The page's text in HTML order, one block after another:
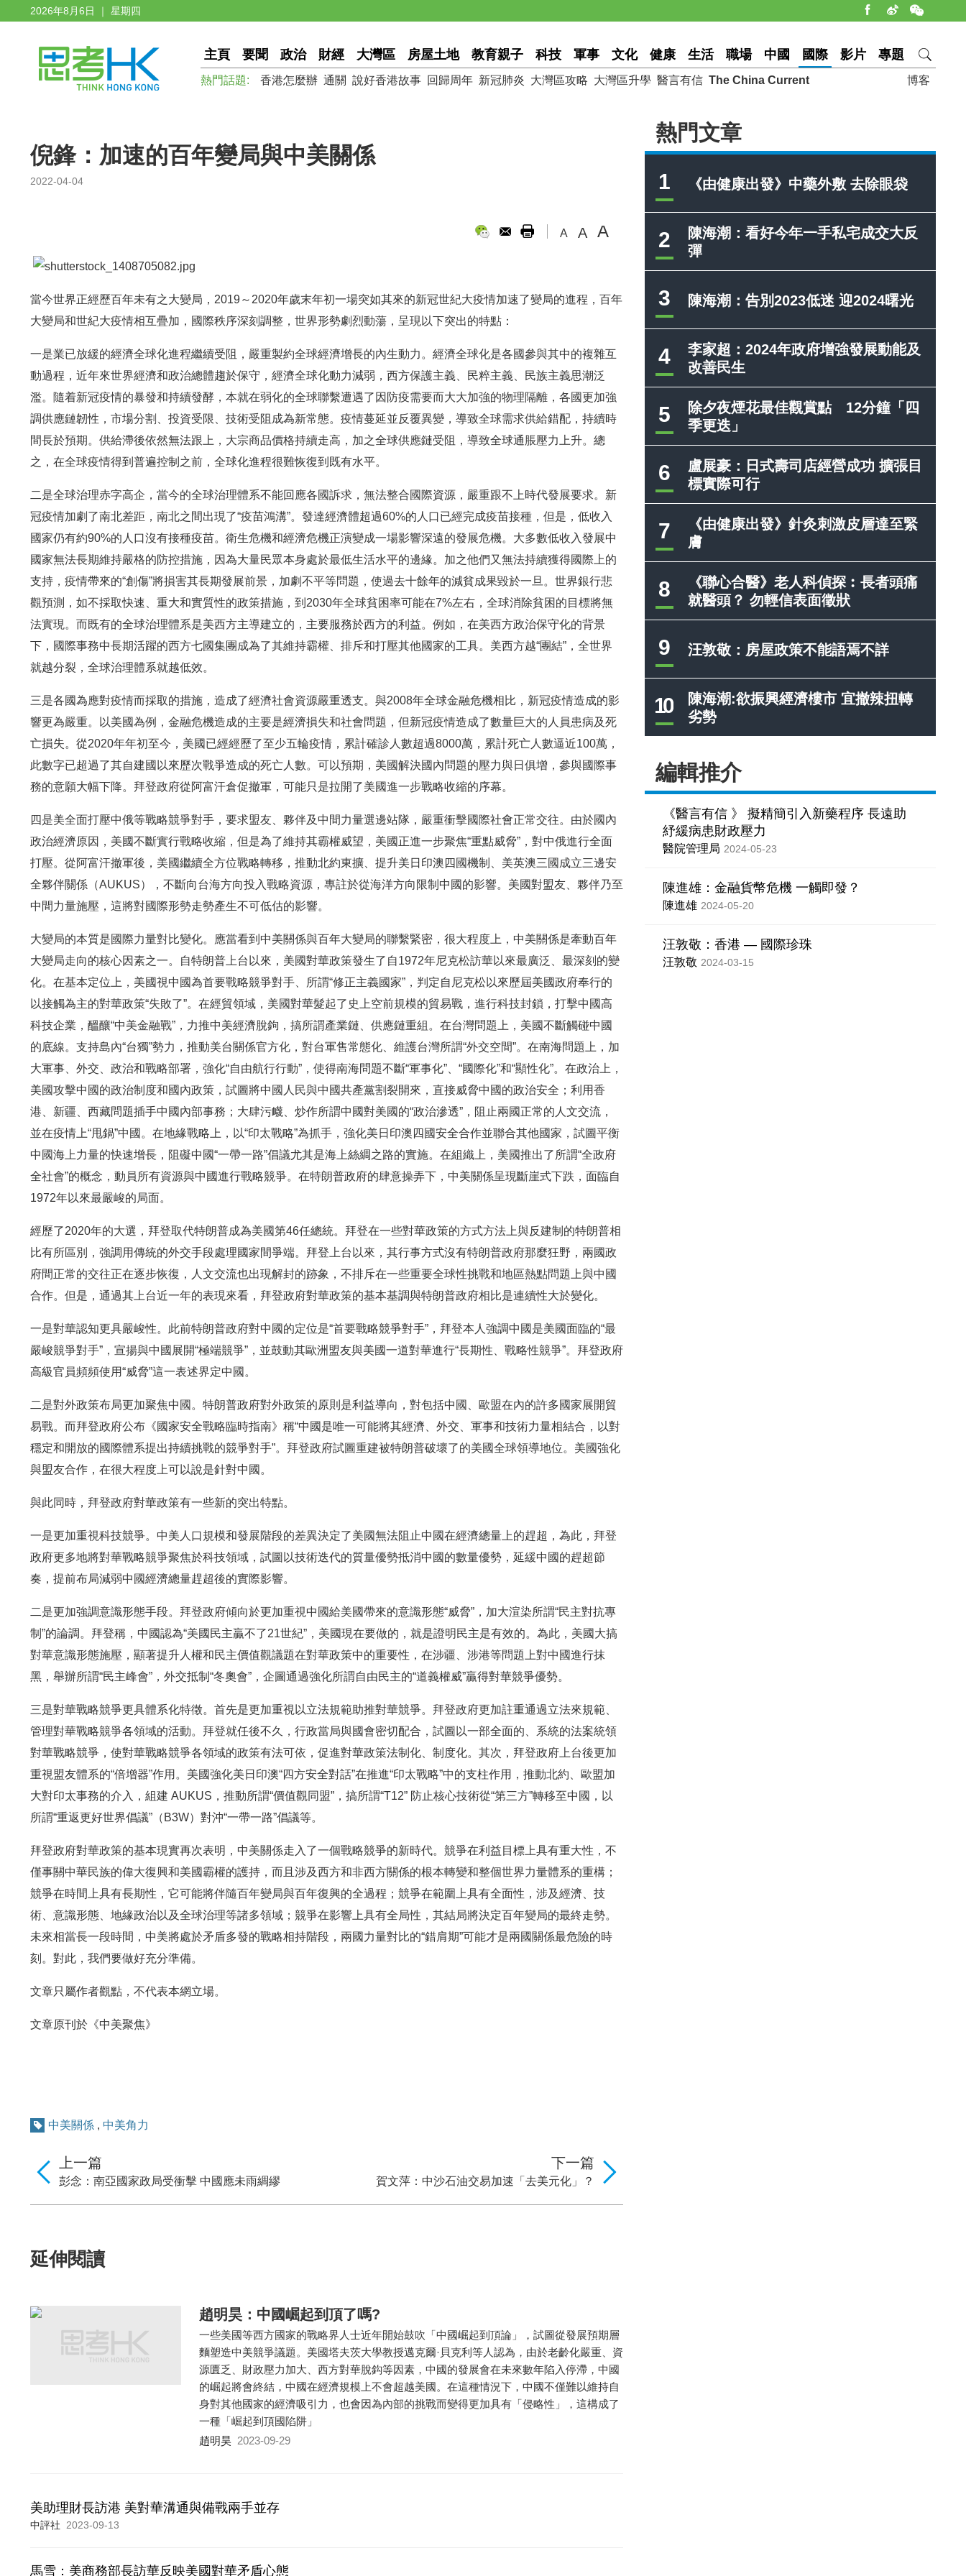
2026年8月6日 ｜ 星期四
主頁 要聞 政治 財經 大灣區 房屋土地 教育親子 科技 軍事 文化 健康 生活 職場 中國 國際 影片 專題
博客
熱門話題: 香港怎麼辦 通關 說好香港故事 回歸周年 新冠肺炎 大灣區攻略 大灣區升學 醫言有信 The China Current
熱門文章
1 《由健康出發》中藥外敷 去除眼袋
2
陳海潮：看好今年一手私宅成交大反
彈
3 陳海潮：告別2023低迷 迎2024曙光
4
李家超：2024年政府增強發展動能及
改善民生
5
除夕夜煙花最佳觀賞點 12分鐘「四
季更迭」
6
盧展豪：日式壽司店經營成功 擴張目
標實際可行
7
《由健康出發》針灸刺激皮層達至緊
膚
8
《聯心合醫》老人科偵探︰長者頭痛
就醫頭？ 勿輕信表面徵狀
9 汪敦敬：房屋政策不能語焉不詳
10
陳海潮:欲振興經濟樓市 宜撤辣扭轉
劣勢
編輯推介
《醫言有信 》 擬精簡引入新藥程序 長遠助
紓緩病患財政壓力
醫院管理局 2024-05-23
陳進雄：金融貨幣危機 一觸即發？
陳進雄 2024-05-20
汪敦敬：香港 — 國際珍珠
汪敦敬 2024-03-15
倪鋒：加速的百年變局與中美關係
2022-04-04
A A A
當今世界正經歷百年未有之大變局，2019～2020年歲末年初一場突如其來的新冠世紀大疫情加速了變局的進程，百年
大變局和世紀大疫情相互疊加，國際秩序深刻調整，世界形勢劇烈動蕩，呈現以下突出的特點：
一是業已放緩的經濟全球化進程繼續受阻，嚴重製約全球經濟增長的內生動力。經濟全球化是各國參與其中的複雜互
動過程，近年來世界經濟和政治總體趨於保守，經濟全球化動力減弱，西方保護主義、民粹主義、民族主義思潮泛
濫。隨着新冠疫情的暴發和持續發酵，本就在弱化的全球聯繫遭遇了因防疫需要而大大加強的物理隔離，各國更加強
調供應鏈韌性，市場分割、投資受限、技術受阻成為新常態。疫情蔓延並反覆異變，導致全球需求供給錯配，持續時
間長於預期。供給滯後依然無法跟上，大宗商品價格持續走高，加之全球供應鏈受阻，導致全球通脹壓力上升。總
之，在全球疫情得到普遍控制之前，全球化進程很難恢復到既有水平。
二是全球治理赤字高企，當今的全球治理體系不能回應各國訴求，無法整合國際資源，嚴重跟不上時代發展要求。新
冠疫情加劇了南北差距，南北之間出現了“疫苗鴻溝”。發達經濟體超過60%的人口已經完成疫苗接種，但是，低收入
國家仍有約90%的人口沒有接種疫苗。衛生危機和經濟危機正演變成一場影響深遠的發展危機。大多數低收入發展中
國家無法長期維持嚴格的防控措施，因為大量民眾本身處於最低生活水平的邊緣。加之他們又無法持續獲得國際上的
支持，疫情帶來的“創傷”將損害其長期發展前景，加劇不平等問題，使過去十餘年的減貧成果毀於一旦。世界銀行悲
觀預測，如不採取快速、重大和實質性的政策措施，到2030年全球貧困率可能在7%左右，全球消除貧困的目標將無
法實現。而既有的全球治理體系是美西方主導建立的，主要服務於西方的利益。例如，在美西方政治保守化的背景
下，國際事務中長期活躍的西方七國集團成為了其維持霸權、排斥和打壓其他國家的工具。美西方越“團結”，全世界
就越分裂，全球治理體系就越低效。
三是各國為應對疫情而採取的措施，造成了經濟社會資源嚴重透支。與2008年全球金融危機相比，新冠疫情造成的影
響更為嚴重。以美國為例，金融危機造成的主要是經濟損失和社會問題，但新冠疫情造成了數量巨大的人員患病及死
亡損失。從2020年年初至今，美國已經經歷了至少五輪疫情，累計確診人數超過8000萬，累計死亡人數逼近100萬，
此數字已超過了其自建國以來歷次戰爭造成的死亡人數。可以預期，美國解決國內問題的壓力與日俱增，參與國際事
務的意願大幅下降。拜登政府從阿富汗倉促撤軍，可能只是拉開了美國進一步戰略收縮的序幕。
四是美全面打壓中俄等戰略競爭對手，要求盟友、夥伴及中間力量選邊站隊，嚴重衝擊國際社會正常交往。由於國內
政治經濟原因，美國不斷實行戰略收縮，但是為了維持其霸權威望，美國正進一步聚焦“重點威脅”，對中俄進行全面
打壓。從阿富汗撤軍後，美國繼續全方位戰略轉移，推動北約東擴、提升美日印澳四國機制、美英澳三國成立三邊安
全夥伴關係（AUKUS），不斷向台海方向投入戰略資源，專註於從海洋方向限制中國的影響。美國對盟友、夥伴乃至
中間力量施壓，這將對國際形勢走勢產生不可低估的影響。
大變局的本質是國際力量對比變化。應當看到中美關係與百年大變局的聯繫緊密，很大程度上，中美關係是牽動百年
大變局走向的核心因素之一。自特朗普上台以來，美國對華政策發生了自1972年尼克松訪華以來最廣泛、最深刻的變
化。在基本定位上，美國視中國為首要戰略競爭對手、所謂“修正主義國家”，判定自尼克松以來歷屆美國政府奉行的
以接觸為主的對華政策“失敗了”。在經貿領域，美國對華髮起了史上空前規模的貿易戰，進行科技封鎖，打擊中國高
科技企業，醞釀“中美金融戰”，力推中美經濟脫鉤，搞所謂產業鏈、供應鏈重組。在台灣問題上，美國不斷觸碰中國
的底線。支持島內“台獨”勢力，推動美台關係官方化，對台軍售常態化、維護台灣所謂“外交空間”。在南海問題上，加
大軍事、外交、政治和戰略部署，強化“自由航行行動”，使得南海問題不斷“軍事化”、“國際化”和“顯性化”。在政治上，
美國攻擊中國的政治制度和國內政策，試圖將中國人民與中國共產黨割裂開來，直接威脅中國的政治安全；利用香
港、新疆、西藏問題插手中國內部事務；大肆污衊、炒作所謂中國對美國的“政治滲透”，阻止兩國正常的人文交流，
並在疫情上“甩鍋”中國。在地緣戰略上，以“印太戰略”為抓手，強化美日印澳四國安全合作並聯合其他國家，試圖平衡
中國海上力量的快速增長，阻礙中國“一帶一路”倡議尤其是海上絲綢之路的實施。在組織上，美國推出了所謂“全政府
全社會”的概念，動員所有資源與中國進行戰略競爭。在特朗普政府的肆意操弄下，中美關係呈現斷崖式下跌，面臨自
1972年以來最嚴峻的局面。
經歷了2020年的大選，拜登取代特朗普成為美國第46任總統。拜登在一些對華政策的方式方法上與反建制的特朗普相
比有所區別，強調用傳統的外交手段處理國家間爭端。拜登上台以來，其行事方式沒有特朗普政府那麼狂野，兩國政
府間正常的交往正在逐步恢復，人文交流也出現解封的跡象，不排斥在一些重要全球性挑戰和地區熱點問題上與中國
合作。但是，通過其上台近一年的表現來看，拜登政府對華政策的基本基調與特朗普政府相比是連續性大於變化。
一是對華認知更具嚴峻性。此前特朗普政府對中國的定位是“首要戰略競爭對手”，拜登本人強調中國是美國面臨的“最
嚴峻競爭對手”，宣揚與中國展開“極端競爭”，並鼓動其歐洲盟友與美國一道對華進行“長期性、戰略性競爭”。拜登政府
高級官員頻頻使用“威脅”這一表述界定中國。
二是對外政策布局更加聚焦中國。特朗普政府對外政策的原則是利益導向，對包括中國、歐盟在內的許多國家展開貿
易戰。而拜登政府公布《國家安全戰略臨時指南》稱“中國是唯一可能將其經濟、外交、軍事和技術力量相結合，以對
穩定和開放的國際體系提出持續挑戰的競爭對手”。拜登政府試圖重建被特朗普破壞了的美國全球領導地位。美國強化
與盟友合作，在很大程度上可以說是針對中國。
與此同時，拜登政府對華政策有一些新的突出特點。
一是更加重視科技競爭。中美人口規模和發展階段的差異決定了美國無法阻止中國在經濟總量上的趕超，為此，拜登
政府更多地將對華戰略競爭聚焦於科技領域，試圖以技術迭代的質量優勢抵消中國的數量優勢，延緩中國的趕超節
奏，提前布局減弱中國經濟總量趕超後的實際影響。
二是更加強調意識形態手段。拜登政府傾向於更加重視中國給美國帶來的意識形態“威脅”，加大渲染所謂“民主對抗專
制”的論調。拜登稱，中國認為“美國民主贏不了21世紀”，美國現在要做的，就是證明民主是有效的。為此，美國大搞
對華意識形態施壓，顯著提升人權和民主價值觀議題在對華政策中的重要性，在涉疆、涉港等問題上對中國進行抹
黑，舉辦所謂“民主峰會”，外交抵制“冬奧會”，企圖通過強化所謂自由民主的“道義權威”贏得對華競爭優勢。
三是對華戰略競爭更具體系化特徵。首先是更加重視以立法規範助推對華競爭。拜登政府更加註重通過立法來規範、
管理對華戰略競爭各領域的活動。拜登就任後不久，行政當局與國會密切配合，試圖以一部全面的、系統的法案統領
對華戰略競爭，使對華戰略競爭各領域的政策有法可依，促進對華政策法制化、制度化。其次，拜登政府上台後更加
重視盟友體系的“倍增器”作用。美國強化美日印澳“四方安全對話”在推進“印太戰略”中的支柱作用，推動北約、歐盟加
大對印太事務的介入，組建 AUKUS，推動所謂“價值觀同盟”，搞所謂“T12” 防止核心技術從“第三方”轉移至中國，以
所謂“重返更好世界倡議”（B3W）對沖“一帶一路”倡議等。
拜登政府對華政策的基本現實再次表明，中美關係走入了一個戰略競爭的新時代。競爭在利益目標上具有重大性，不
僅事關中華民族的偉大復興和美國霸權的護持，而且涉及西方和非西方關係的根本轉變和整個世界力量體系的重構；
競爭在時間上具有長期性，它可能將伴隨百年變局與百年復興的全過程；競爭在範圍上具有全面性，涉及經濟、技
術、意識形態、地緣政治以及全球治理等諸多領域；競爭在影響上具有全局性，其結局將決定百年變局的最終走勢。
未來相當長一段時間，中美將處於矛盾多發的戰略相持階段，兩國力量對比的“錯肩期”可能才是兩國關係最危險的時
刻。對此，我們要做好充分準備。
文章只屬作者觀點，不代表本網立場。
文章原刊於《中美聚焦》
中美關係 , 中美角力
下一篇
賀文萍：中沙石油交易加速「去美元化」？
上一篇
彭念：南亞國家政局受衝擊 中國應未雨綢繆
延伸閱讀
趙明昊：中國崛起到頂了嗎?
一些美國等西方國家的戰略界人士近年開始鼓吹「中國崛起到頂論」，試圖從發展預期層
麵塑造中美競爭議題。美國塔夫茨大學教授邁克爾·貝克利等人認為，由於老齡化嚴重、資
源匱乏、財政壓力加大、西方對華脫鈎等因素，中國的發展會在未來數年陷入停滯，中國
的崛起將會終結，中國在經濟規模上不會超越美國。在這種情況下，中國不僅難以維持自
身對其他國家的經濟吸引力，也會因為內部的挑戰而變得更加具有「侵略性」，這構成了
一種「崛起到頂國陷阱」
趙明昊 2023-09-29
美助理財長訪港 美對華溝通與備戰兩手並存
中評社 2023-09-13
馬雪：美商務部長訪華反映美國對華矛盾心態